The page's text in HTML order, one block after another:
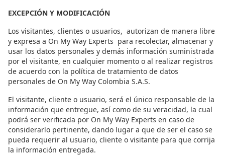
EXCEPCIÓN Y MODIFICACIÓN
Los visitantes, clientes o usuarios, autorizan de manera libre
y expresa a On My Way Experts para recolectar, almacenar y
usar los datos personales y demás información suministrada
por el visitante, en cualquier momento o al realizar registros
de acuerdo con la política de tratamiento de datos
personales de On My Way Colombia S.A.S.
El visitante, cliente o usuario, será el único responsable de la
información que entregue, así como de su veracidad, la cual
podrá ser verificada por On My Way Experts en caso de
considerarlo pertinente, dando lugar a que de ser el caso se
pueda requerir al usuario, cliente o visitante para que corrija
la información entregada.